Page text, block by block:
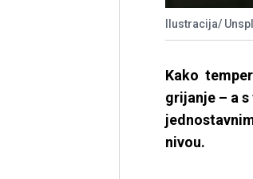
Ilustracija/
Kako
grijanje – a
nivou.